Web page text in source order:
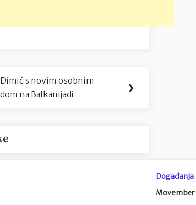
s novim osobnim
na Balkanijadi
❯
Događanja
Movember